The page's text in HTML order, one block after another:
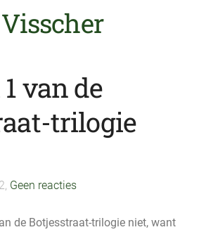
Visscher
van de
trilogie
Geen reacties
de Botjesstraat-trilogie niet, want